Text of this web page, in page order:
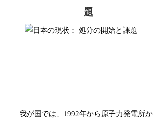
題
我が国では、1992年から原子力発電所か